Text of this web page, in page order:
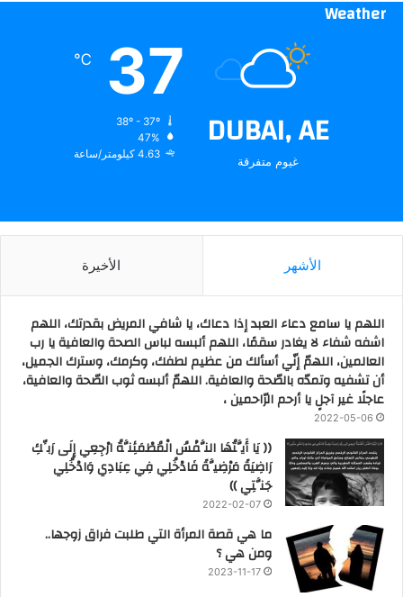
Weather
DUBAI, AE
غيوم متفرقة
37
℃
47%
4.63 كيلومتر/ساعة
الأشهر الأخيرة
اللهم يا سامع دعاء العبد إذا دعاك، يا شافي المريض بقدرتك، اللهم
اشفه شفاء لا يغادر سقمًا، اللهم ألبسه لباس الصحة والعافية يا رب
العالمين، اللهمّ إنّي أسألك من عظيم لطفك، وكرمك، وسترك الجميل،
أن تشفيه وتمدّه بالصّحة والعافية. اللهمّ ألبسه ثوب الصّحة والعافية،
عاجلًا غير آجلٍ يا أرحم الرّاحمين ،
2022-05-06
(( يَا أَيَّتُهَا النَّفْسُ الْمُطْمَئِنَّةُ ارْجِعِي إِلَى رَبِّكِ
رَاضِيَةً مَرْضِيَّةً فَادْخُلِي فِي عِبَادِي وَادْخُلِي
جَنَّتِي ))
2022-02-07
ما هي قصة المرأة التي طلبت فراق زوجها..
ومن هي ؟
2023-11-17